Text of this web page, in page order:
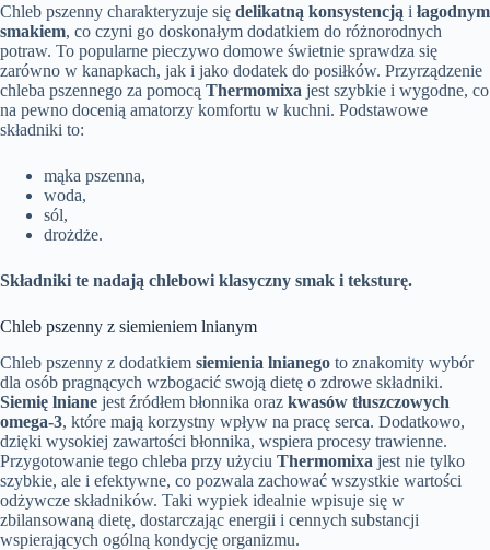
Chleb pszenny charakteryzuje się delikatną konsystencją i łagodnym
smakiem, co czyni go doskonałym dodatkiem do różnorodnych
potraw. To popularne pieczywo domowe świetnie sprawdza się
zarówno w kanapkach, jak i jako dodatek do posiłków. Przyrządzenie
chleba pszennego za pomocą Thermomixa jest szybkie i wygodne, co
na pewno docenią amatorzy komfortu w kuchni. Podstawowe
składniki to:
mąka pszenna,
woda,
sól,
drożdże.
Składniki te nadają chlebowi klasyczny smak i teksturę.
Chleb pszenny z siemieniem lnianym
Chleb pszenny z dodatkiem siemienia lnianego to znakomity wybór
dla osób pragnących wzbogacić swoją dietę o zdrowe składniki.
Siemię lniane jest źródłem błonnika oraz kwasów tłuszczowych
omega-3, które mają korzystny wpływ na pracę serca. Dodatkowo,
dzięki wysokiej zawartości błonnika, wspiera procesy trawienne.
Przygotowanie tego chleba przy użyciu Thermomixa jest nie tylko
szybkie, ale i efektywne, co pozwala zachować wszystkie wartości
odżywcze składników. Taki wypiek idealnie wpisuje się w
zbilansowaną dietę, dostarczając energii i cennych substancji
wspierających ogólną kondycję organizmu.